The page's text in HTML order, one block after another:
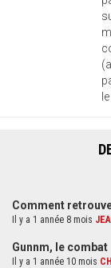
Comment
Il y a 1 année 8 mois
Gunnm, le combat
Il y a 1 année 10 mois